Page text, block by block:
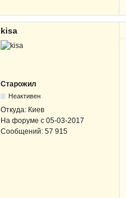
kisa
Старожил
Неактивен
Откуда: Киев
На форуме с 05-03-2017
Сообщений: 57 915